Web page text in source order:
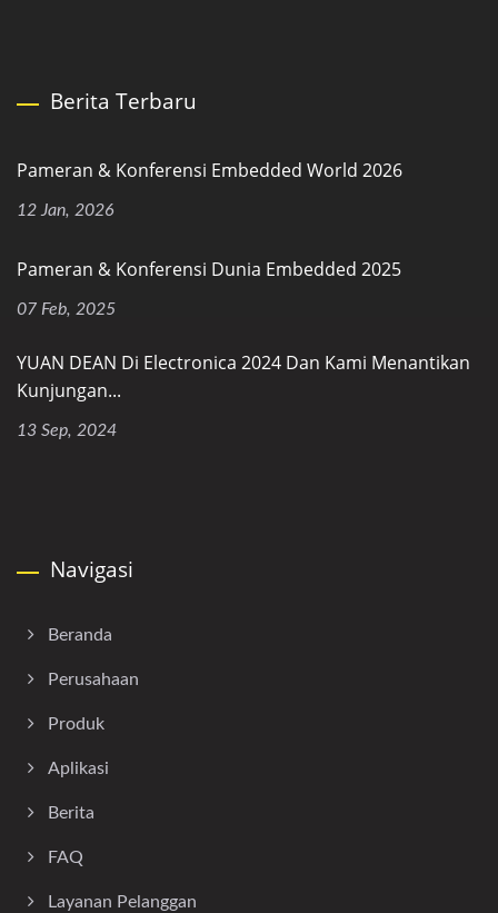
Berita Terbaru
Pameran & Konferensi Embedded World 2026
12 Jan, 2026
Pameran & Konferensi Dunia Embedded 2025
07 Feb, 2025
YUAN DEAN Di Electronica 2024 Dan Kami Menantikan
Kunjungan...
13 Sep, 2024
Navigasi
Beranda
Perusahaan
Produk
Aplikasi
Berita
FAQ
Layanan Pelanggan